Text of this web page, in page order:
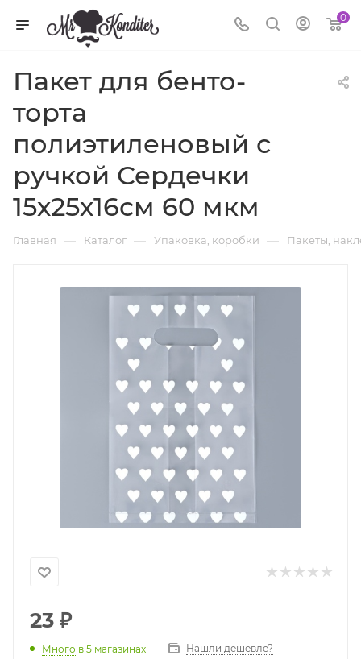
0
Пакет для бенто-
торта
полиэтиленовый с
ручкой Сердечки
15х25х16см 60 мкм
Главная — Каталог — Упаковка, коробки — Пакеты,
23 ₽
Много в 5 магазинах Нашли дешевле?